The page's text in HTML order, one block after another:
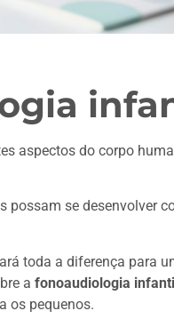
aspectos do corpo
possam se desenvolver
toda a diferença para
a fonoaudiologia
os pequenos.